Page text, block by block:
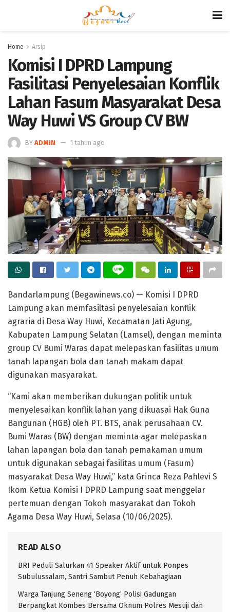
Home Arsip
Komisi I DPRD Lampung
Fasilitasi Penyelesaian Konflik
Lahan Fasum Masyarakat Desa
Way Huwi VS Group CV BW
BY ADMIN 1 tahun ago
Bandarlampung (Begawinews.co) — Komisi I DPRD
Lampung akan memfasiltasi penyelesaian konflik
agraria di Desa Way Huwi, Kecamatan Jati Agung,
Kabupaten Lampung Selatan (Lamsel), dengan meminta
group CV Bumi Waras dapat melepaskan fasilitas umum
tanah lapangan bola dan tanah makam dapat
digunakan masyarakat.
“Kami akan memberikan dukungan politik untuk
menyelesaikan konflik lahan yang dikuasai Hak Guna
Bangunan (HGB) oleh PT. BTS, anak perusahaan CV.
Bumi Waras (BW) dengan meminta agar melepaskan
lahan lapangan bola dan tanah pemakaman umum
untuk digunakan sebagai fasilitas umum (Fasum)
masyarakat Desa Way Huwi,” kata Grinca Reza Pahlevi S
Ikom Ketua Komisi I DPRD Lampung saat menggelar
pertemuan dengan Tokoh masyarakat dan Tokoh
Agama Desa Way Huwi, Selasa (10/06/2025).
READ ALSO
BRI Peduli Salurkan 41 Speaker Aktif untuk Ponpes
Subulussalam, Santri Sambut Penuh Kebahagiaan
Warga Tanjung Seneng ‘Boyong’ Polisi Gadungan
Berpangkat Kombes Bersama Oknum Polres Mesuji dan